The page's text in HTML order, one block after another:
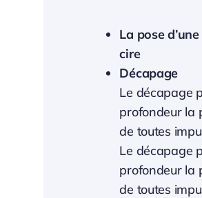
La pose
cire
Décapage
Le décapage
profondeur la
de toutes
Le décapage
profondeur la
de toutes